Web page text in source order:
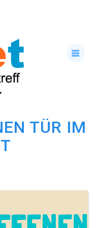
TÜR IM